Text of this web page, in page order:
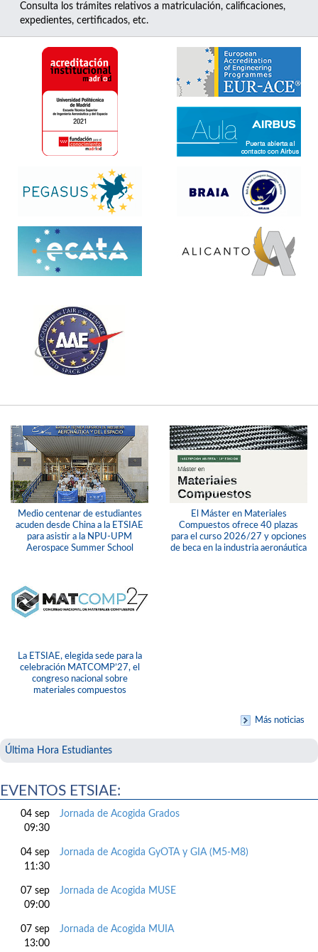
Consulta los trámites relativos a matriculación, calificaciones,
expedientes, certificados, etc.
Medio centenar de estudiantes
acuden desde China a la ETSIAE
para asistir a la NPU-UPM
Aerospace Summer School
El Máster en Materiales
Compuestos ofrece 40 plazas
para el curso 2026/27 y opciones
de beca en la industria aeronáutica
La ETSIAE, elegida sede para la
celebración MATCOMP’27, el
congreso nacional sobre
materiales compuestos
Más noticias
Última Hora Estudiantes
EVENTOS ETSIAE:
04 sep
09:30
Jornada de Acogida Grados
04 sep
11:30
Jornada de Acogida GyOTA y GIA (M5-M8)
07 sep
09:00
Jornada de Acogida MUSE
07 sep
13:00
Jornada de Acogida MUIA